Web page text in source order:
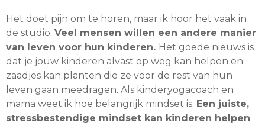
Het doet pijn om te horen, maar ik hoor het vaak in
de studio. Veel mensen willen een andere manier
van leven voor hun kinderen. Het goede nieuws is
dat je jouw kinderen alvast op weg kan helpen en
zaadjes kan planten die ze voor de rest van hun
leven gaan meedragen. Als kinderyogacoach en
mama weet ik hoe belangrijk mindset is. Een juiste,
stressbestendige mindset kan kinderen helpen